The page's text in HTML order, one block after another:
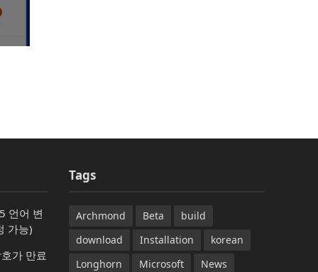
언어 변
가능)
가 만료
Tags
Archmond Beta
build
download
Installation
korean
Longhorn
Microsoft
News